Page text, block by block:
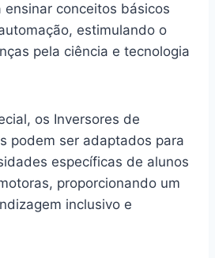
conceitos básicos
estimulando o
pela ciência e tecnologia
os Inversores de
podem ser adaptados para
específicas de alunos
proporcionando um
inclusivo e